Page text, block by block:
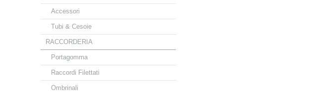
Accessori
Tubi & Cesoie
RACCORDERIA
Portagomma
Raccordi Filettati
Ombrinali